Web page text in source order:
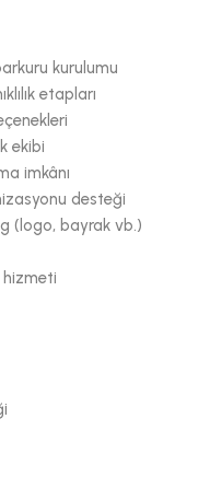
kurulumu
etapları
ekibi
imkânı
desteği
(logo, bayrak vb.)
hizmeti